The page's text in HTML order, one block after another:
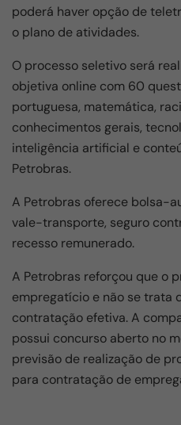
poderá haver opção de
o plano de atividades.
O processo seletivo será
objetiva online com 60
portuguesa, matemática,
conhecimentos gerais,
inteligência artificial e
Petrobras.
A Petrobras oferece bolsa-
vale-transporte, seguro
recesso remunerado.
A Petrobras reforçou que o
empregatício e não se trata
contratação efetiva. A
possui concurso aberto no
previsão de realização de
para contratação de